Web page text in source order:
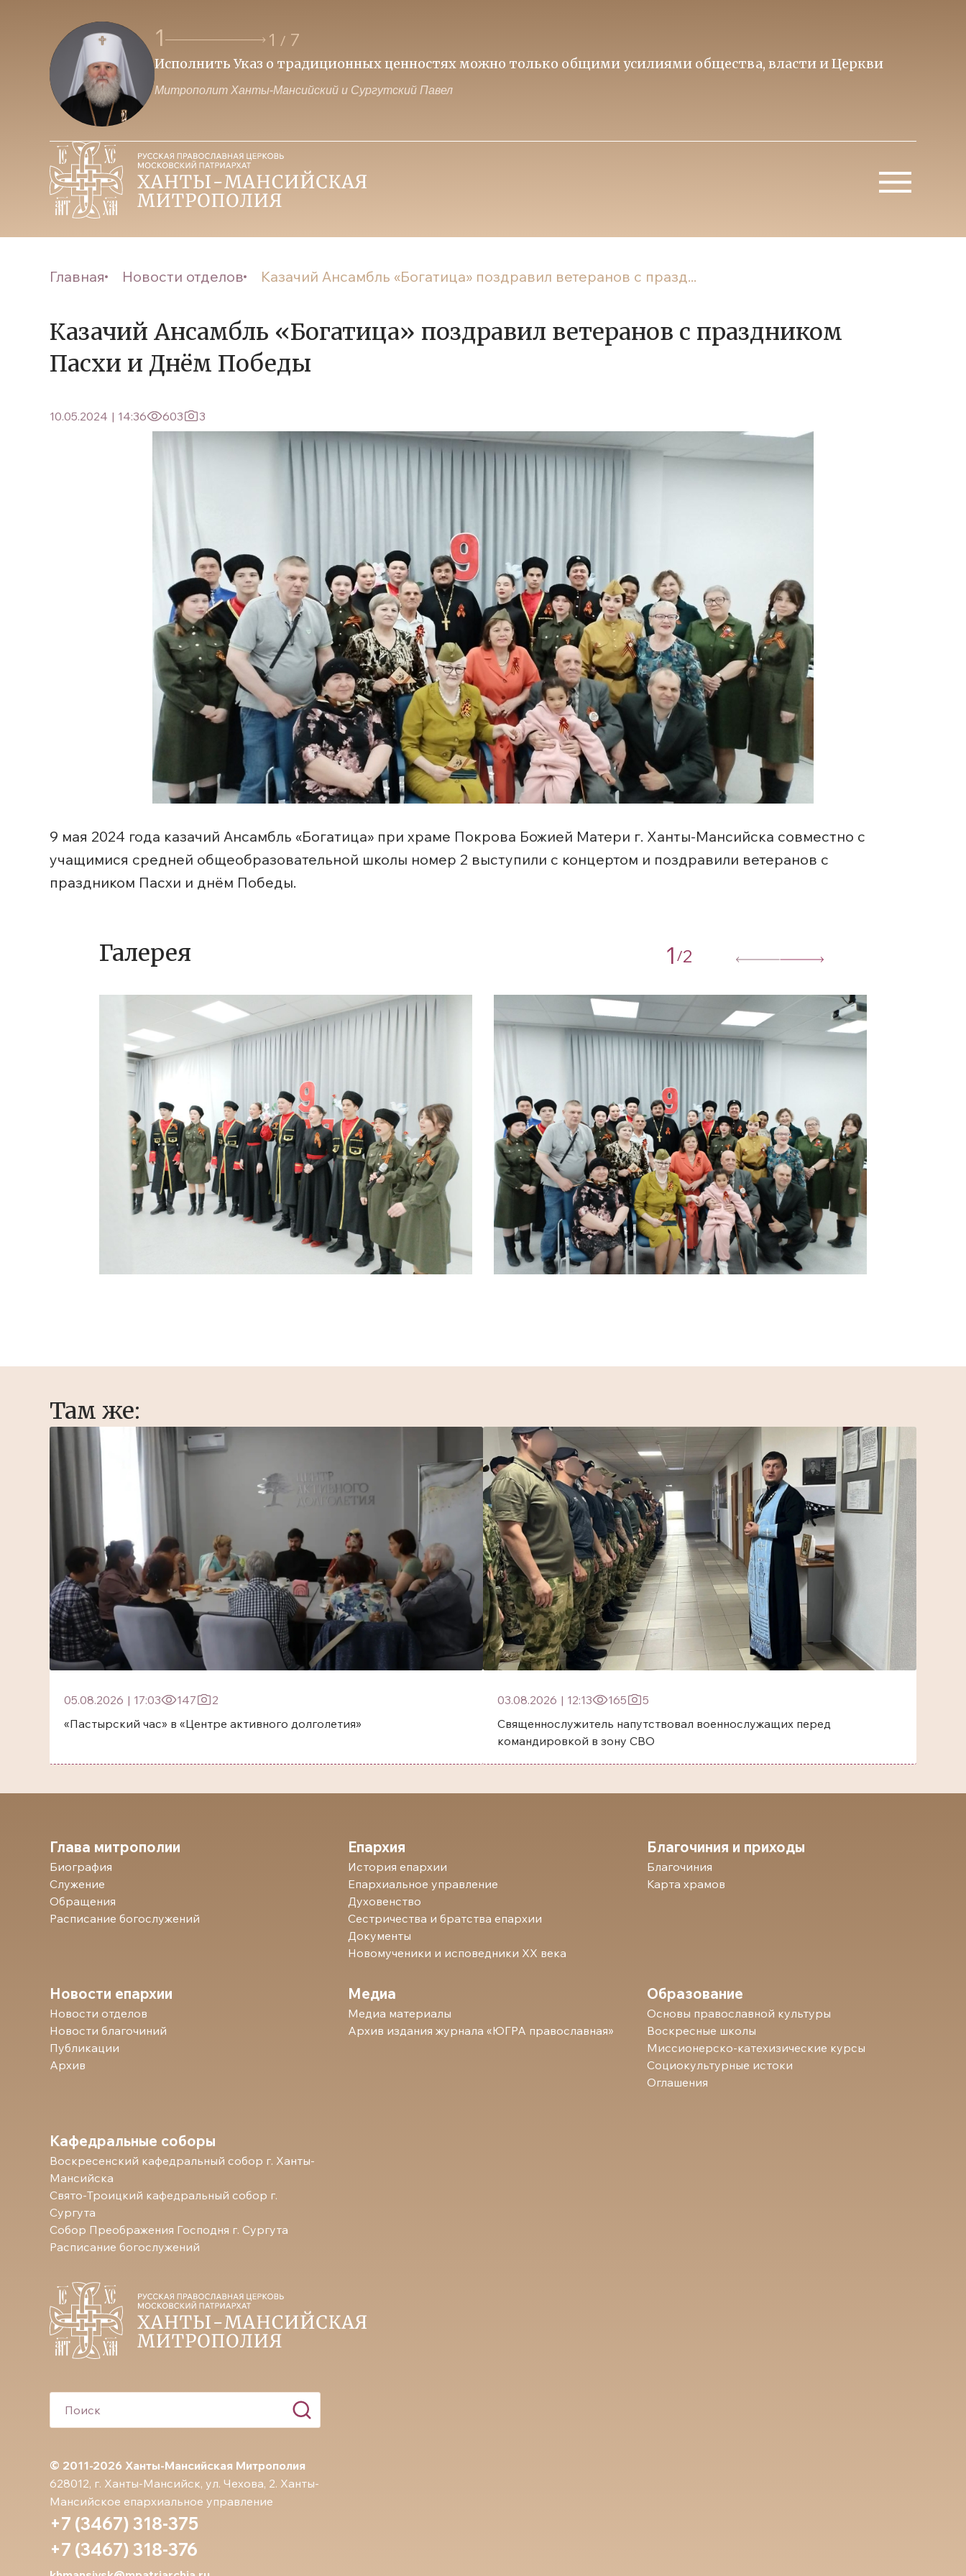
1 1 / 7
Исполнить Указ о традиционных ценностях можно только общими усилиями общества, власти и Церкви
Митрополит Ханты-Мансийский и Сургутский Павел
Главная Новости отделов Казачий Ансамбль «Богатица» поздравил ветеранов с празд...
Казачий Ансамбль «Богатица» поздравил ветеранов с праздником
Пасхи и Днём Победы
10.05.2024 | 14:36 603 3
9 мая 2024 года казачий Ансамбль «Богатица» при храме Покрова Божией Матери г. Ханты-Мансийска совместно с
учащимися средней общеобразовательной школы номер 2 выступили с концертом и поздравили ветеранов с
праздником Пасхи и днём Победы.
Галерея 1 /2
Там же:
05.08.2026 | 17:03 147
2
«Пастырский час» в «Центре активного долголетия»
03.08.2026 | 12:13 165
5
Священнослужитель напутствовал военнослужащих перед
командировкой в зону СВО
© 2011-2026 Ханты-Мансийская Митрополия
628012, г. Ханты-Мансийск, ул. Чехова, 2. Ханты-
Мансийское епархиальное управление
+7 (3467) 318-375
+7 (3467) 318-376
Глава митрополии
Биография
Служение
Обращения
Расписание богослужений
Епархия
История епархии
Епархиальное управление
Духовенство
Сестричества и братства епархии
Документы
Новомученики и исповедники ХХ века
Благочиния и приходы
Благочиния
Карта храмов
Новости епархии
Новости отделов
Новости благочиний
Публикации
Архив
Медиа
Медиа материалы
Архив издания журнала «ЮГРА православная»
Образование
Основы православной культуры
Воскресные школы
Миссионерско-катехизические курсы
Социокультурные истоки
Оглашения
Кафедральные соборы
Воскресенский кафедральный собор г. Ханты-
Мансийска
Свято-Троицкий кафедральный собор г.
Сургута
Собор Преображения Господня г. Сургута
Расписание богослужений